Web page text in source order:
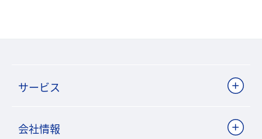
サービス
会社情報